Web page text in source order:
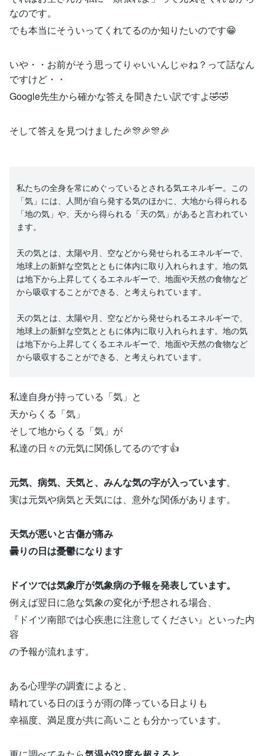
なのです。
でも本当にそういってくれてるのか知りたいのです😁
いや・・お前がそう思ってりゃいいんじゃね？って話なん
ですけど・・
Google先生から確かな答えを聞きたい訳ですよ🤣🤣
そして答えを見つけました🎉🎊🎉🎊🎉
私たちの全身を常にめぐっているとされる気エネルギー。この
「気」には、人間が自ら発する気のほかに、大地から得られる
「地の気」や、天から得られる「天の気」があると言われてい
ます。
天の気とは、太陽や月、空などから発せられるエネルギーで、
地球上の新鮮な空気とともに体内に取り入れられます。地の気
は地下から上昇してくるエネルギーで、地面や天然の食物など
から吸収することができる、と考えられています。
天の気とは、太陽や月、空などから発せられるエネルギーで、
地球上の新鮮な空気とともに体内に取り入れられます。地の気
は地下から上昇してくるエネルギーで、地面や天然の食物など
から吸収することができる、と考えられています。
私達自身が持っている「気」と
天からくる「気」
そして地からくる「気」が
私達の日々の元気に関係してるのです👍
元気、病気、天気と、みんな気の字が入っています。
実は元気や病気と天気には、意外な関係があります。
天気が悪いと古傷が痛み
曇りの日は憂鬱になります
ドイツでは気象庁が気象病の予報を発表しています。
例えば翌日に急な気象の変化が予想される場合、
『ドイツ南部では心疾患に注意してください』といった内
容
の予報が流れます。
ある心理学の調査によると、
晴れている日のほうが雨の降っている日よりも
幸福度、満足度が共に高いことも分かっています。